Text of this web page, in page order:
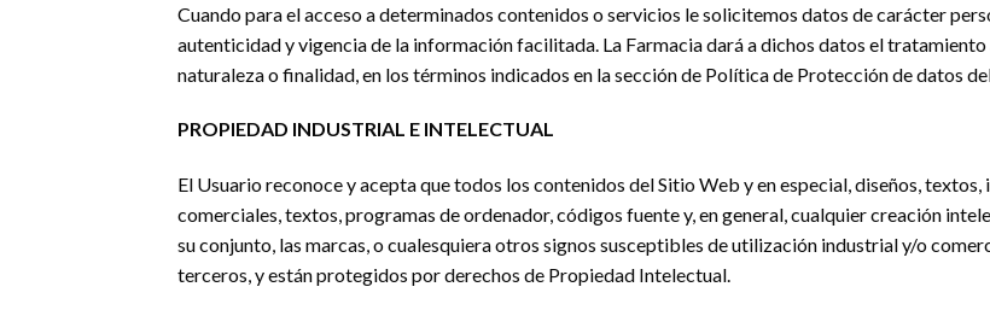
Cuando para el acceso a determinados contenidos o servicios le solicitemos datos de carácter
autenticidad y vigencia de la información facilitada. La Farmacia dará a dichos datos el
naturaleza o finalidad, en los términos indicados en la sección de Política de Protección de datos
PROPIEDAD INDUSTRIAL E INTELECTUAL
El Usuario reconoce y acepta que todos los contenidos del Sitio Web y en especial, diseños,
comerciales, textos, programas de ordenador, códigos fuente y, en general, cualquier creación
su conjunto, las marcas, o cualesquiera otros signos susceptibles de utilización industrial y/o
terceros, y están protegidos por derechos de Propiedad Intelectual.